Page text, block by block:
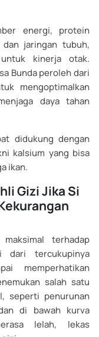
energi, protein
jaringan tubuh,
kinerja otak.
Bunda peroleh dari
mengoptimalkan
daya tahan
didukung dengan
kalsium yang bisa
ikan.
Gizi Jika Si
terhadap
dari tercukupinya
memperhatikan
salah satu
seperti penurunan
di bawah kurva
lelah, lekas